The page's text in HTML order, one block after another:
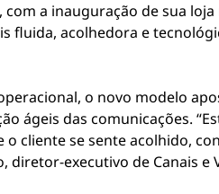
a inauguração de sua
fluida, acolhedora e
o novo modelo
ágeis das comunicações.
cliente se sente acolhido,
executivo de Canais e